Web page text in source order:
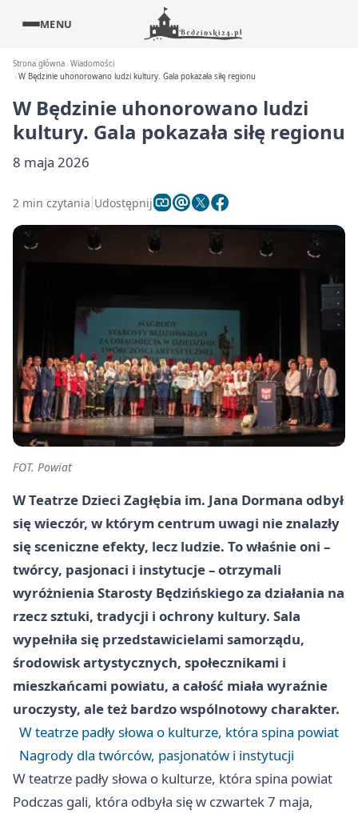
MENU
Strona główna Wiadomości
W Będzinie uhonorowano ludzi kultury. Gala pokazała siłę regionu
W Będzinie uhonorowano ludzi
kultury. Gala pokazała siłę regionu
8 maja 2026
2 min czytania Udostępnij
FOT. Powiat
W Teatrze Dzieci Zagłębia im. Jana Dormana odbył
się wieczór, w którym centrum uwagi nie znalazły
się sceniczne efekty, lecz ludzie. To właśnie oni –
twórcy, pasjonaci i instytucje – otrzymali
wyróżnienia Starosty Będzińskiego za działania na
rzecz sztuki, tradycji i ochrony kultury. Sala
wypełniła się przedstawicielami samorządu,
środowisk artystycznych, społecznikami i
mieszkańcami powiatu, a całość miała wyraźnie
uroczysty, ale też bardzo wspólnotowy charakter.
W teatrze padły słowa o kulturze, która spina powiat
Nagrody dla twórców, pasjonatów i instytucji
W teatrze padły słowa o kulturze, która spina powiat
Podczas gali, która odbyła się w czwartek 7 maja,